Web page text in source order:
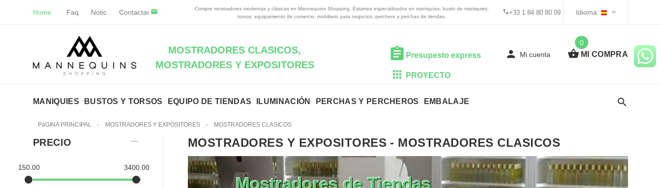
Home Faq Notic Contactar +33 1 84 80 80 09
Compre mostradores modernas y clásicas en Mannequins Shopping. Estamos especializados en maniquíes, busto de maniquies,
torsos, equipamiento de comercio, mobiliario para negocios, perchero y perchas de tiendas.
Idioma:
MOSTRADORES CLASICOS,
MOSTRADORES Y EXPOSITORES
Presupesto express
PROYECTO
Mi cuenta
0
MI COMPRA
MANIQUIES BUSTOS Y TORSOS EQUIPO DE TIENDAS ILUMINACIÓN PERCHAS Y PERCHEROS EMBALAJE
PáGINA PRINCIPAL - MOSTRADORES Y EXPOSITORES - MOSTRADORES CLASICOS
PRECIO
150.00 3400.00
MOSTRADORES Y EXPOSITORES- MOSTRADORES CLASICOS
Mostradores de Tiendas